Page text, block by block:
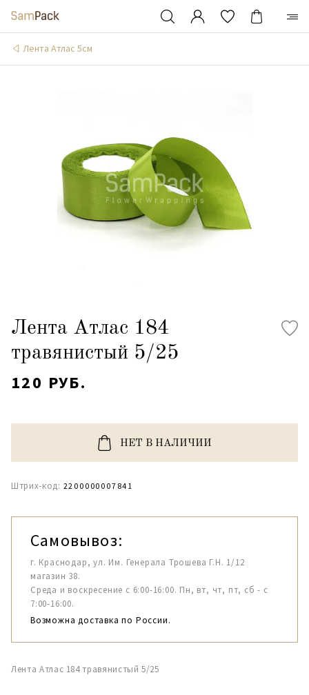
Лента Атлас 5см
Лента Атлас 184
травянистый 5/25
120 РУБ.
НЕТ В НАЛИЧИИ
Штрих-код: 2200000007841
Самовывоз:
г. Краснодар, ул. Им. Генерала Трошева Г.Н. 1/12
магазин 38.
Среда и воскресение с 6:00-16:00. Пн, вт, чт, пт, сб - с
7:00-16:00.
Возможна доставка по России.
Лента Атлас 184 травянистый 5/25